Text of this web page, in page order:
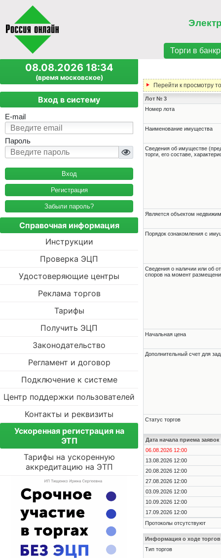
Торги в
08.08.2026 18:34
(время московское)
Вход в систему
E-mail
Пароль
Регистрация
Забыли пароль?
Справочная информация
Инструкции
Проверка ЭЦП
Удостоверяющие центры
Реклама торгов
Тарифы
Получить ЭЦП
Законодательство
Регламент и договор
Подключение к системе
Центр поддержки пользователей
Контакты и реквизиты
Ускоренная регистрация на
ЭТП
Тарифы на ускоренную
аккредитацию на ЭТП
Перейти к просмотру
Лот № 3
Номер лота
Наименование имущества
Cведения об имуществе
торги, его составе,
Является объектом
Порядок ознакомления с
Cведения о наличии или об
споров на момент
Начальная цена
Дополнительный счет для
Статус торгов
Дата начала приема заявок
06.08.2026 12:00
13.08.2026 12:00
20.08.2026 12:00
27.08.2026 12:00
03.09.2026 12:00
10.09.2026 12:00
17.09.2026 12:00
Протоколы отсутствуют
Информация о ходе торгов
Тип торгов